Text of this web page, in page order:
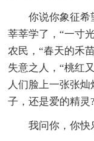
你说你象征希
莘莘学了，“一寸
农民，“春天的禾
失意之人，“桃红
人们脸上一张张
子，还是爱的精灵?
我问你，你快